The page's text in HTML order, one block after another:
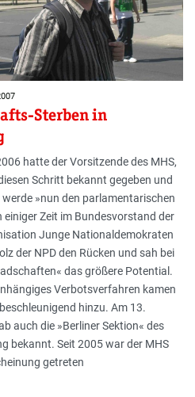
Sterben in
hatte der Vorsitzende des MHS,
Schritt bekannt gegeben und
»nun den parlamentarischen
einiger Zeit im Bundesvorstand der
Junge Nationaldemokraten
der NPD den Rücken und sah bei
das größere Potential.
Verbotsverfahren kamen
hinzu. Am 13.
auch die »Berliner Sektion« des
bekannt. Seit 2005 war der MHS
getreten